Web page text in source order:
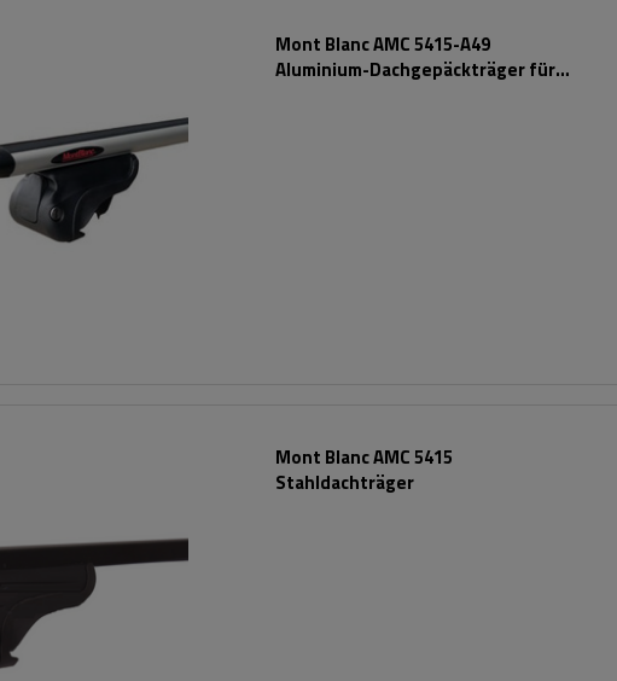
Mont Blanc AMC 5415-A49
Aluminium-Dachgepäckträger für
Mont Blanc AMC 5415
Stahldachträger